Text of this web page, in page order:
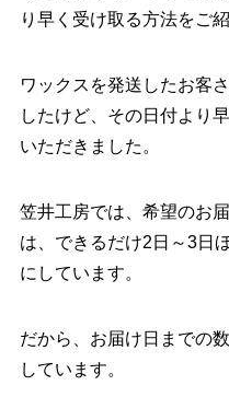
り早く受け取る方法をご
ワックスを発送したお客
したけど、その日付より
いただきました。
笠井工房では、希望のお
は、できるだけ2日～3日
にしています。
だから、お届け日までの
しています。